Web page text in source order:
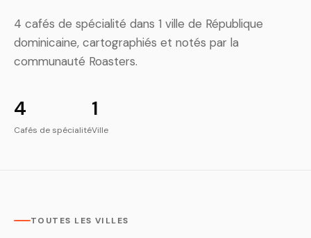
4 cafés de spécialité dans 1 ville de République
dominicaine, cartographiés et notés par la
communauté Roasters.
4
Cafés de spécialité
1
Ville
TOUTES LES VILLES